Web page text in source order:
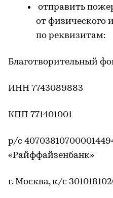
отправить
от физического
по реквизитам:
Благотворительный
ИНН 7743089883
КПП 771401001
р/с
«Райффайзенбанк»
г. Москва, к/с